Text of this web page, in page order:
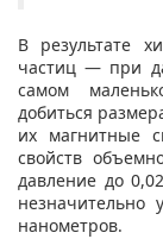
В результате
частиц — при
самом
добиться
их магнитные
свойств
давление до
нанометров.